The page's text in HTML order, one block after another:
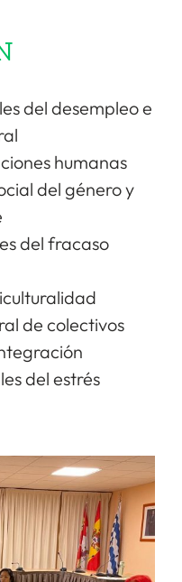
del desempleo e
humanas
del género y
del fracaso
de colectivos
del estrés